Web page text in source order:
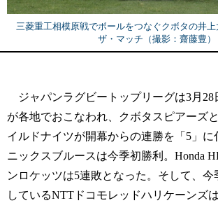
三菱重工相模原戦でボールをつなぐクボタの井上
ザ・マッチ（撮影：齋藤豊）
ジャパンラグビートップリーグは3月28
が各地でおこなわれ、クボタスピアーズ
イルドナイツが開幕からの連勝を「5」に
ニックスブルースは今季初勝利。Honda
ンロケッツは5連敗となった。そして、今
しているNTTドコモレッドハリケーンズ